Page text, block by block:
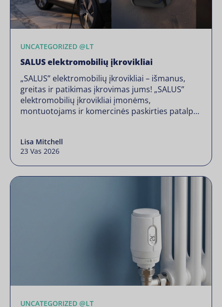
UNCATEGORIZED @LT
SALUS elektromobilių įkrovikliai
„SALUS” elektromobilių įkrovikliai – išmanus,
greitas ir patikimas įkrovimas jums! „SALUS”
elektromobilių įkrovikliai įmonėms,
montuotojams ir komercinės paskirties patalpų
Mūsų įkrovikliai, sukurti siekiant patenkinti
didėjančią tvaraus transporto infrastruktūros
paklausą, užtikrina sklandžią integraciją,
nuotolinį valdymą ir ekonomišką veikimą – visa
Lisa Mitchell
23 Vas 2026
UNCATEGORIZED @LT